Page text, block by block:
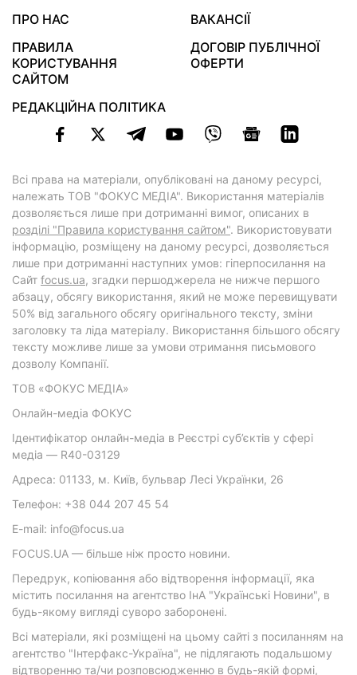
ПРО НАС
ВАКАНСІЇ
ПРАВИЛА
КОРИСТУВАННЯ
САЙТОМ
ДОГОВІР ПУБЛІЧНОЇ
ОФЕРТИ
РЕДАКЦІЙНА ПОЛІТИКА
Всі права на матеріали, опубліковані на даному ресурсі,
належать ТОВ "ФОКУС МЕДІА". Використання матеріалів
дозволяється лише при дотриманні вимог, описаних в
розділі "Правила користування сайтом". Використовувати
інформацію, розміщену на даному ресурсі, дозволяється
лише при дотриманні наступних умов: гіперпосилання на
Cайт focus.ua, згадки першоджерела не нижче першого
абзацу, обсягу використання, який не може перевищувати
50% від загального обсягу оригінального тексту, зміни
заголовку та ліда матеріалу. Використання більшого обсягу
тексту можливе лише за умови отримання письмового
дозволу Компанії.
ТОВ «ФОКУС МЕДІА»
Онлайн-медіа ФОКУС
Ідентифікатор онлайн-медіа в Реєстрі суб’єктів у сфері
медіа — R40-03129
Адреса: 01133, м. Київ, бульвар Лесі Українки, 26
Телефон: +38 044 207 45 54
E-mail: info@focus.ua
FOCUS.UA — більше ніж просто новини.
Передрук, копіювання або відтворення інформації, яка
містить посилання на агентство ІнА "Українські Новини", в
будь-якому вигляді суворо заборонені.
Всі матеріали, які розміщені на цьому сайті з посиланням на
агентство "Інтерфакс-Україна", не підлягають подальшому
відтворенню та/чи розповсюдженню в будь-якій формі,